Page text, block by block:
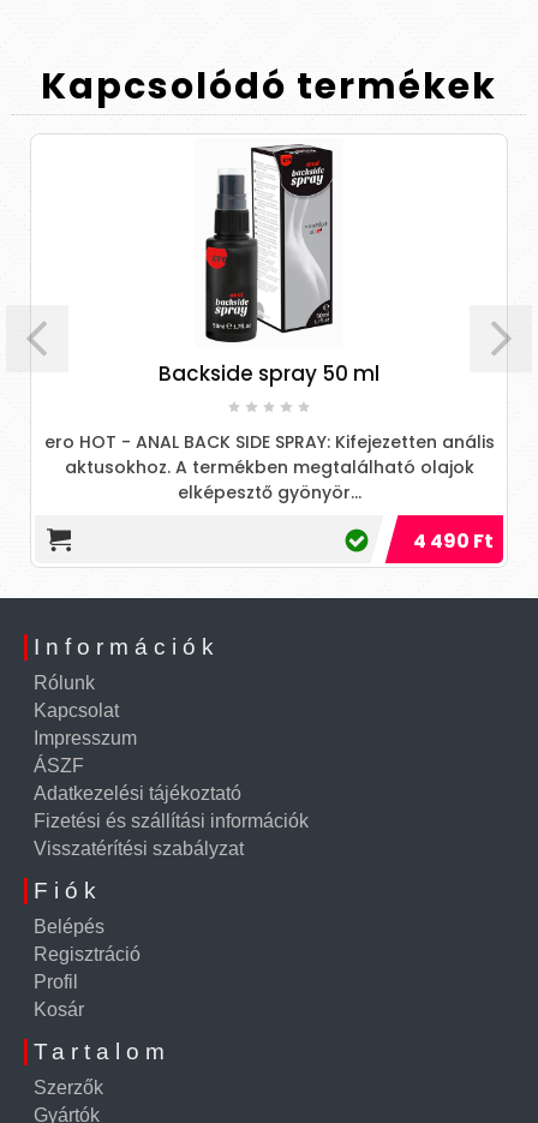
Kapcsolódó termékek
Backside spray 50 ml
ero HOT - ANAL BACK SIDE SPRAY: Kifejezetten anális
aktusokhoz. A termékben megtalálható olajok
elképesztő gyönyör...
4 490 Ft
Információk
Rólunk
Kapcsolat
Impresszum
ÁSZF
Adatkezelési tájékoztató
Fizetési és szállítási információk
Visszatérítési szabályzat
Fiók
Belépés
Regisztráció
Profil
Kosár
Tartalom
Szerzők
Gyártók